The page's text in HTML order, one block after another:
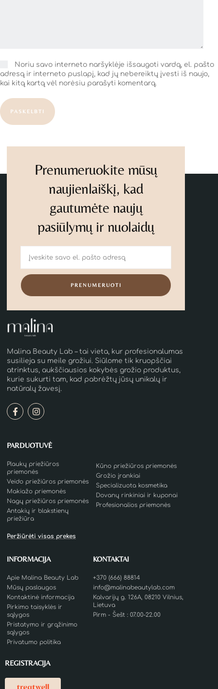
Noriu savo interneto naršyklėje išsaugoti vardą, el. pašto
adresą ir interneto puslapį, kad jų nebereiktų įvesti iš naujo,
kai kitą kartą vėl norėsiu parašyti komentarą.
PASKELBTI
Prenumeruokite mūsų
naujienlaiškį, kad
gautumėte naujų
pasiūlymų ir nuolaidų
PRENUMERUOTI
Malina Beauty Lab – tai vieta, kur profesionalumas
susilieja su meile grožiui. Siūlome tik kruopščiai
atrinktus, aukščiausios kokybės grožio produktus,
kurie sukurti tam, kad pabrėžtų jūsų unikalų ir
natūralų žavesį.
PARDUOTUVĖ
Plaukų priežiūros
priemonės
Veido priežiūros priemonės
Makiažo priemonės
Nagų priežiūros priemonės
Antakių ir blakstienų
priežiūra
Peržiūrėti visas prekes
Kūno priežiūros priemonės
Grožio įrankiai
Specializuota kosmetika
Dovanų rinkiniai ir kuponai
Profesionalios priemonės
INFORMACIJA
Apie Malina Beauty Lab
Mūsų paslaugos
Kontaktinė informacija
Pirkimo taisyklės ir
sąlygos
Pristatymo ir grąžinimo
sąlygos
Privatumo politika
KONTAKTAI
+370 (666) 88814
info@malinabeautylab.com
Kalvarijų g. 126A, 08210 Vilnius,
Lietuva
Pirm - Šešt : 07.00-22.00
REGISTRACIJA